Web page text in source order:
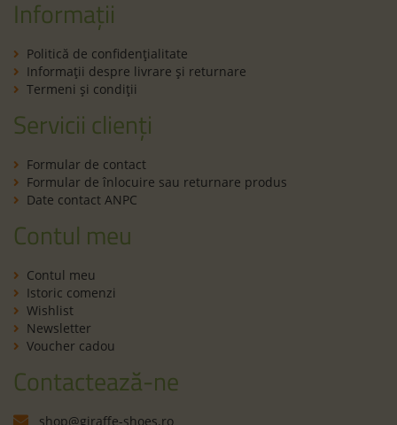
Informații
Politică de confidenţialitate
Informaţii despre livrare și returnare
Termeni şi condiţii
Servicii clienți
Formular de contact
Formular de înlocuire sau returnare produs
Date contact ANPC
Contul meu
Contul meu
Istoric comenzi
Wishlist
Newsletter
Voucher cadou
Contactează-ne
shop@giraffe-shoes.ro